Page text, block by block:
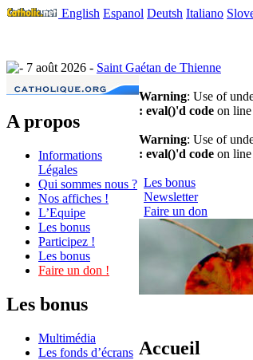
English Espanol Deutsh Italiano
7 août 2026 - Saint Gaétan de Thienne
A propos
Informations
Légales
Qui sommes nous ?
Nos affiches !
L’Equipe
Les bonus
Participez !
Les bonus
Faire un don !
Les bonus
Multimédia
Les fonds d’écrans
Warning: Use of
: eval()'d code on line
Warning: Use of
: eval()'d code on line
Les bonus
Newsletter
Faire un don
Accueil